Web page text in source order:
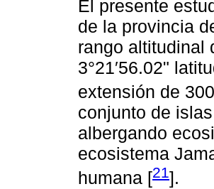
El presente
de la provincia
rango altitudinal
3°21′56.02"
extensión de
conjunto de
albergando
ecosistema
humana [21].